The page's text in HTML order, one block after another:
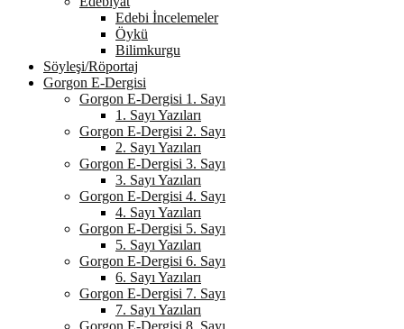
Edebi İncelemeler
Öykü
Bilimkurgu
Söyleşi/Röportaj
Gorgon E-Dergisi
Gorgon E-Dergisi 1. Sayı
1. Sayı Yazıları
Gorgon E-Dergisi 2. Sayı
2. Sayı Yazıları
Gorgon E-Dergisi 3. Sayı
3. Sayı Yazıları
Gorgon E-Dergisi 4. Sayı
4. Sayı Yazıları
Gorgon E-Dergisi 5. Sayı
5. Sayı Yazıları
Gorgon E-Dergisi 6. Sayı
6. Sayı Yazıları
Gorgon E-Dergisi 7. Sayı
7. Sayı Yazıları